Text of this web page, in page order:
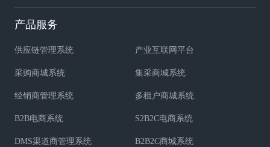
产品服务
供应链管理系统 产业互联网平台
采购商城系统 集采商城系统
经销商管理系统 多租户商城系统
B2B电商系统 S2B2C电商系统
DMS渠道商管理系统 B2B2C商城系统